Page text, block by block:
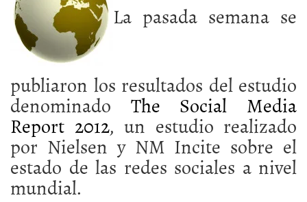
La pasada semana se
publiaron los resultados del estudio
denominado The Social Media
Report 2012, un estudio realizado
por Nielsen y NM Incite sobre el
estado de las redes sociales a nivel
mundial.